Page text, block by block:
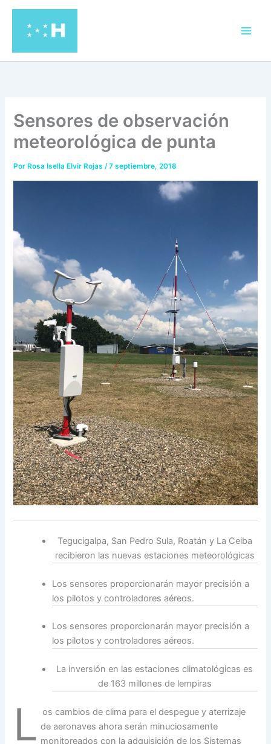
contenido
Sensores de observación
meteorológica de punta
Por Rosa Isella Elvir Rojas/7 septiembre, 2018
Tegucigalpa, San Pedro Sula, Roatán y La Ceiba
recibieron las nuevas estaciones meteorológicas
Los sensores proporcionarán mayor precisión a
los pilotos y controladores aéreos.
Los sensores proporcionarán mayor precisión a
los pilotos y controladores aéreos.
La inversión en las estaciones climatológicas es
de 163 millones de lempiras
L os cambios de clima para el despegue y aterrizaje
de aeronaves ahora serán minuciosamente
monitoreados con la adquisición de los Sistemas